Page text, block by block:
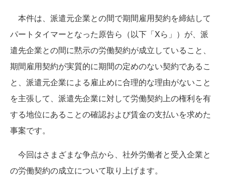
本件は、派遣元企業との間で期間雇用契約を締結して
パートタイマーとなった原告ら（以下「Xら」）が、派
遣先企業との間に黙示の労働契約が成立していること、
期間雇用契約が実質的に期間の定めのない契約であるこ
と、派遣元企業による雇止めに合理的な理由がないこと
を主張して、派遣先企業に対して労働契約上の権利を有
する地位にあることの確認および賃金の支払いを求めた
事案です。
今回はさまざまな争点から、社外労働者と受入企業と
の労働契約の成立について取り上げます。